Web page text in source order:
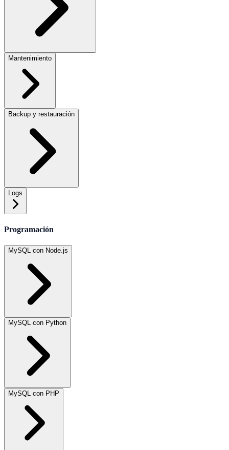
Mantenimiento
Backup y restauración
Logs
Programación
MySQL con Node.js
MySQL con Python
MySQL con PHP